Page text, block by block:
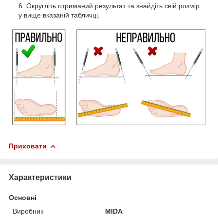
Округліть отриманий результат та знайдіть свій розмір
у вище вказаній табличці.
Приховати
Характеристики
Основні
Виробник
MIDA